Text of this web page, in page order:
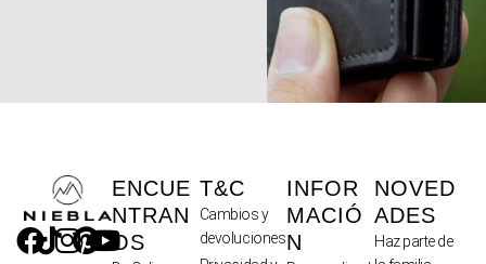
ENCUE
NTRAN
OS
T&C
Cambios y
devoluciones
INFOR
MACIÓ
N
NOVED
ADES
Haz parte de